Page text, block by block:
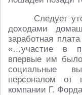
Следует
доходами
заработная
«…участие в
впервые им
социальные
персоналом от
компании Г.